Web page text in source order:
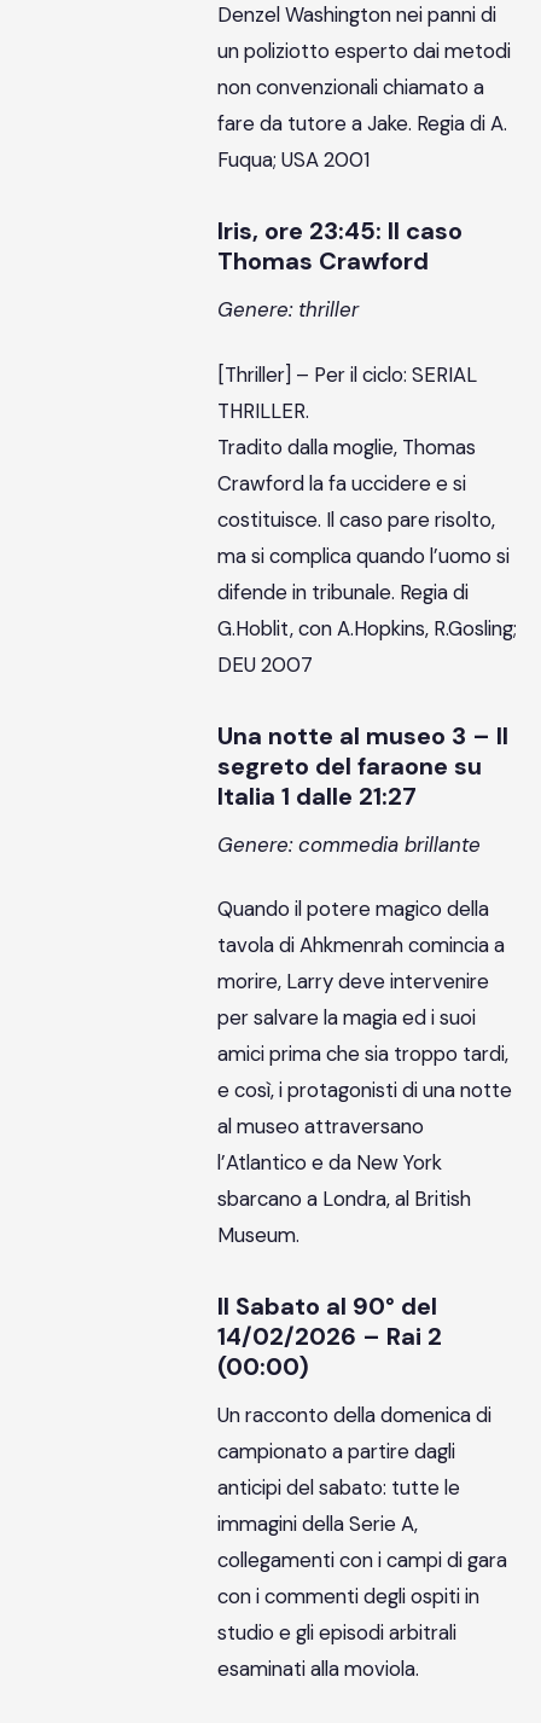
Denzel Washington nei panni di
un poliziotto esperto dai metodi
non convenzionali chiamato a
fare da tutore a Jake. Regia di A.
Fuqua; USA 2001
Iris, ore 23:45: Il caso
Thomas Crawford
Genere: thriller
[Thriller] – Per il ciclo: SERIAL
THRILLER.
Tradito dalla moglie, Thomas
Crawford la fa uccidere e si
costituisce. Il caso pare risolto,
ma si complica quando l’uomo si
difende in tribunale. Regia di
G.Hoblit, con A.Hopkins, R.Gosling;
DEU 2007
Una notte al museo 3 – Il
segreto del faraone su
Italia 1 dalle 21:27
Genere: commedia brillante
Quando il potere magico della
tavola di Ahkmenrah comincia a
morire, Larry deve intervenire
per salvare la magia ed i suoi
amici prima che sia troppo tardi,
e così, i protagonisti di una notte
al museo attraversano
l’Atlantico e da New York
sbarcano a Londra, al British
Museum.
Il Sabato al 90° del
14/02/2026 – Rai 2
(00:00)
Un racconto della domenica di
campionato a partire dagli
anticipi del sabato: tutte le
immagini della Serie A,
collegamenti con i campi di gara
con i commenti degli ospiti in
studio e gli episodi arbitrali
esaminati alla moviola.